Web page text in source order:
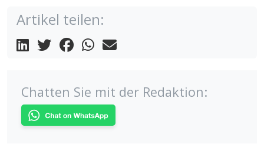
Artikel teilen:
Chatten Sie mit der Redaktion: